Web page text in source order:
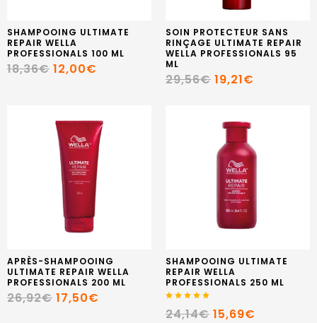
SHAMPOOING ULTIMATE
REPAIR WELLA
PROFESSIONALS 100 ML
18,36€ 12,00€
SOIN PROTECTEUR SANS
RINÇAGE ULTIMATE REPAIR
WELLA PROFESSIONALS 95
ML
29,56€ 19,21€
APRÈS-SHAMPOOING
ULTIMATE REPAIR WELLA
PROFESSIONALS 200 ML
26,92€ 17,50€
SHAMPOOING ULTIMATE
REPAIR WELLA
PROFESSIONALS 250 ML
24,14€ 15,69€